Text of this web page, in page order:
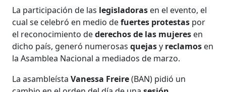
La participación de las legisladoras en el evento, el
cual se celebró en medio defuertes protestas por
el reconocimiento dederechos de las mujeres en
dicho país, generó numerosasquejasy reclamos en
la Asamblea Nacional a mediados de marzo.
La asambleísta Vanessa Freire(BAN) pidió un